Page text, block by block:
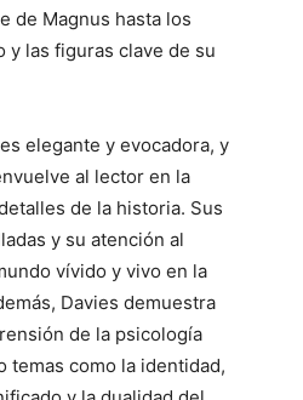
de Magnus hasta los
y las figuras clave de su
elegante y evocadora, y
al lector en la
de la historia. Sus
y su atención al
vívido y vivo en la
Davies demuestra
de la psicología
temas como la identidad,